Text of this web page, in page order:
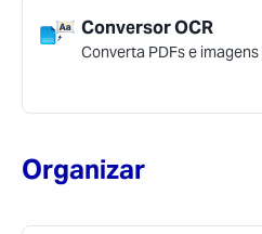
Conversor OCR
Converta PDFs e
Organizar